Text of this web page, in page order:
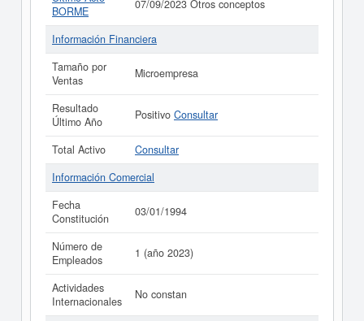
BORME
07/09/2023 Otros conceptos
Información Financiera
Tamaño por
Ventas
Microempresa
Resultado
Último Año
Positivo Consultar
Total Activo
Consultar
Información Comercial
Fecha
Constitución
03/01/1994
Número de
Empleados
1 (año 2023)
Actividades
Internacionales
No constan